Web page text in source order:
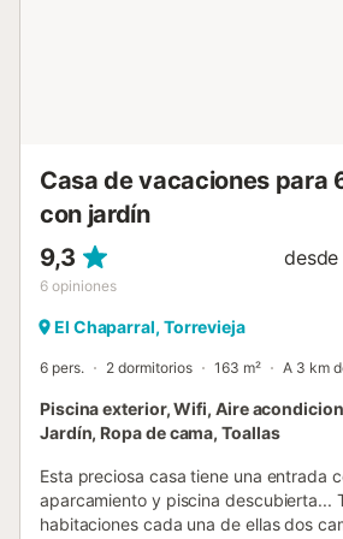
Casa de vacaciones para
con jardín
9,3
6 opiniones
desde
El Chaparral, Torrevieja
6 pers. 2 dormitorios 163 m² A 3 km
Piscina exterior, Wifi, Aire
Jardín, Ropa de cama, Toallas
Esta preciosa casa tiene una entrada
aparcamiento y piscina descubierta...
habitaciones cada una de ellas dos